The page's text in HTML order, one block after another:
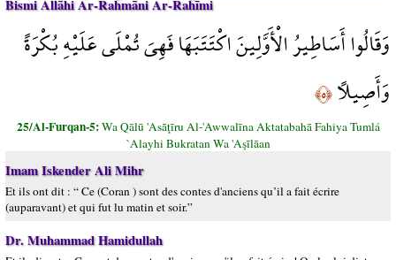
Bismi Allāhi Ar-Raĥmāni Ar-Raĥīmi
وَقَالُوا أَسَاطِيرُ الْأَوَّلِينَ اكْتَتَبَهَا فَهِيَ تُمْلَى عَلَيْهِ بُكْرَةً
وَأَصِيلًا﴿٥﴾
25/Al-Furqan-5:Wa Qālū 'Asāţīru Al-'Awwalīna Aktatabahā Fahiya Tumlá
`Alayhi Bukratan Wa 'Aşīlāan
Imam Iskender Ali Mihr
Et ils ont dit : “ Ce (Coran ) sont des contes d'anciens qu’il a fait écrire
(auparavant) et qui fut lu matin et soir.”
Dr. Muhammad Hamidullah